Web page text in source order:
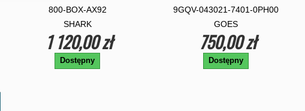
800-BOX-AX92
SHARK
1 120,00 zł
Dostępny
9GQV-043021-7401-0PH00
GOES
750,00 zł
Dostępny